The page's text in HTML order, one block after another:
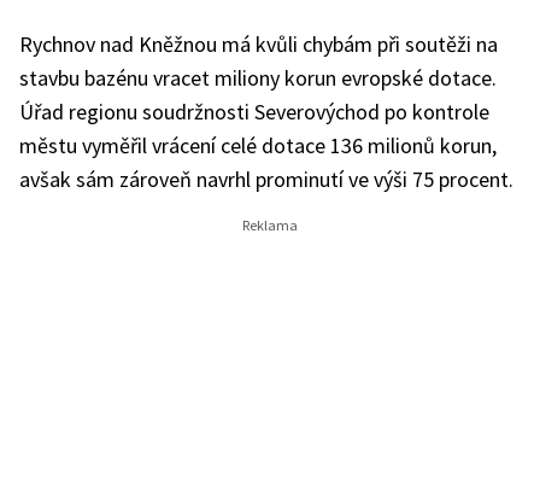
Rychnov nad Kněžnou má kvůli chybám při soutěži na
stavbu bazénu vracet miliony korun evropské dotace.
Úřad regionu soudržnosti Severovýchod po kontrole
městu vyměřil vrácení celé dotace 136 milionů korun,
avšak sám zároveň navrhl prominutí ve výši 75 procent.